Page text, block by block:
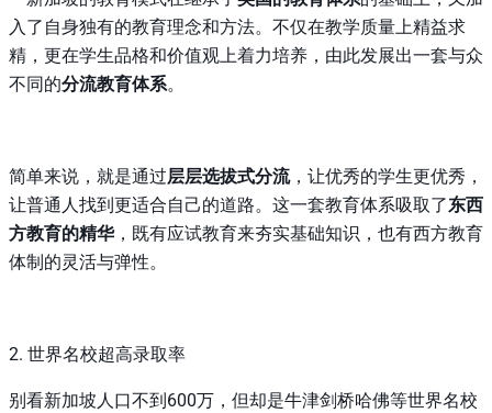
入了自身独有的教育理念和方法。不仅在教学质量上精益求
精，更在学生品格和价值观上着力培养，由此发展出一套与众
不同的分流教育体系。
简单来说，就是通过层层选拔式分流，让优秀的学生更优秀，
让普通人找到更适合自己的道路。这一套教育体系吸取了东西
方教育的精华，既有应试教育来夯实基础知识，也有西方教育
体制的灵活与弹性。
2. 世界名校超高录取率
别看新加坡人口不到600万，但却是牛津剑桥哈佛等世界名校